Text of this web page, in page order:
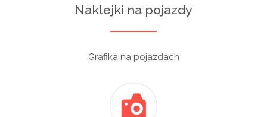
Naklejki na pojazdy
Grafika na pojazdach